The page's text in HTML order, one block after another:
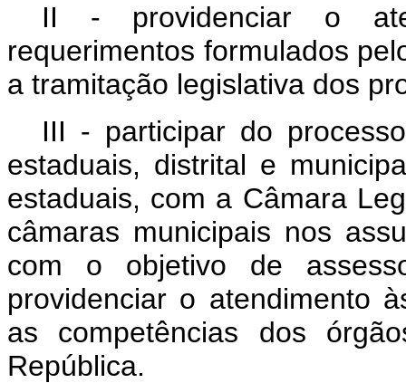
II - providenciar o
requerimentos formulados
a tramitação legislativa dos
III - participar do
estaduais, distrital e
estaduais, com a Câmara
câmaras municipais nos
com o objetivo de
providenciar o atendimento
as competências dos
República.